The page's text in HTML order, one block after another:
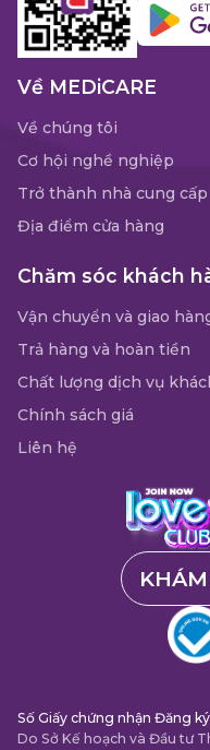
Về MEDiCARE
Về chúng tôi
Cơ hội nghề nghiệp
Trở thành nhà cung cấp
Địa điểm cửa hàng
Chăm sóc khách
Vận chuyển và giao
Trả hàng và hoàn tiền
Chất lượng dịch vụ
Chính sách giá
Liên hệ
Số Giấy chứng nhận Đăng
Do Sở Kế hoạch và Đầu tư